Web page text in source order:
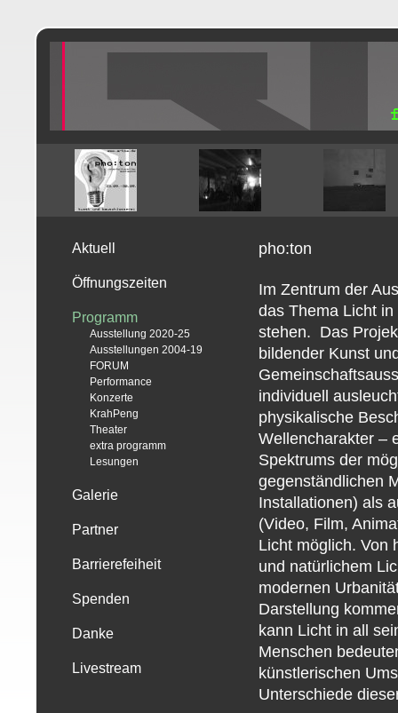
Aktuell
Öffnungszeiten
Programm
Ausstellung 2020-25
Ausstellungen 2004-19
FORUM
Performance
Konzerte
KrahPeng
Theater
extra programm
Lesungen
Galerie
Partner
Barrierefeiheit
Spenden
Danke
Livestream
pho:ton
Im Zentrum der
das Thema Licht
stehen. Das
bildender Kunst
individuell
physikalische
Wellencharakter –
Spektrums der
gegenständlichen
Installationen) als
(Video, Film,
Licht möglich. Von
und natürlichem
modernen
Darstellung
kann Licht in all
Menschen
künstlerischen
Unterschiede